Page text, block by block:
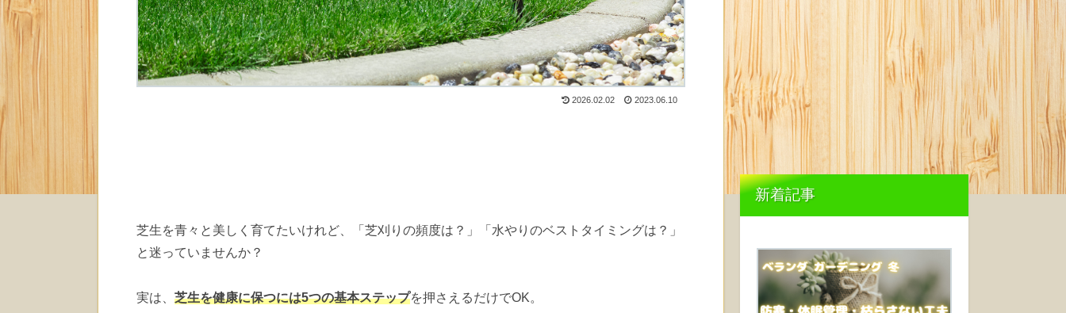
2026.02.02 2023.06.10
芝生を青々と美しく育てたいけれど、「芝刈りの頻度は？」「水やりのベストタイミングは？」
と迷っていませんか？
実は、 芝生を健康に保つには5つの基本ステップを押さえるだけでOK。
新着記事